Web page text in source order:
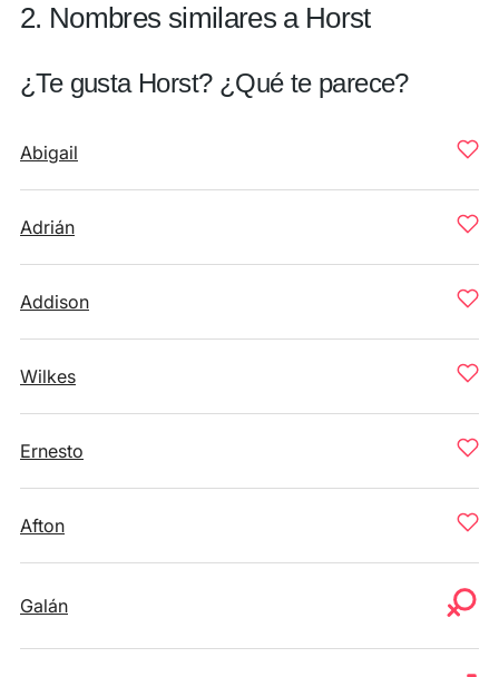
2. Nombres similares a Horst
¿Te gusta Horst? ¿Qué te parece?
Abigail
Adrián
Addison
Wilkes
Ernesto
Afton
Galán